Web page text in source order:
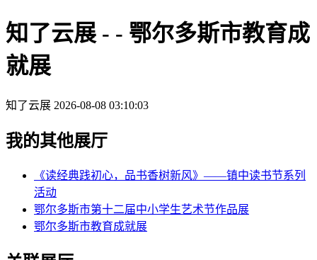
知了云展 - - 鄂尔多斯市教育成
就展
知了云展 2026-08-08 03:10:03
我的其他展厅
《读经典践初心，品书香树新风》——镇中读书节系列
活动
鄂尔多斯市第十二届中小学生艺术节作品展
鄂尔多斯市教育成就展